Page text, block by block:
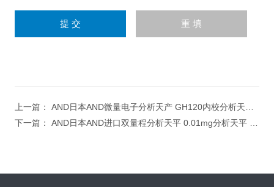
上一篇： AND日本AND微量电子分析天产 GH120内校分析天平 日本*分析天平
下一篇： AND日本AND进口双量程分析天平 0.01mg分析天平 GH202内校分析天平